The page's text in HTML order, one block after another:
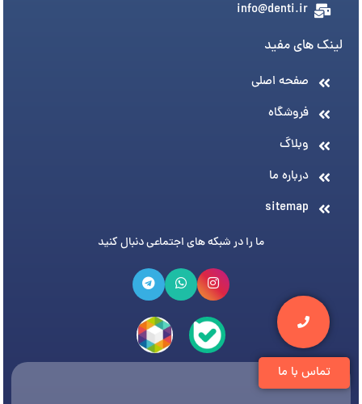
تماس با ما
info@denti.ir
لینک های مفید
صفحه اصلی
فروشگاه
وبلاگ
درباره ما
sitemap
ما را در شبکه های اجتماعی دنبال کنید